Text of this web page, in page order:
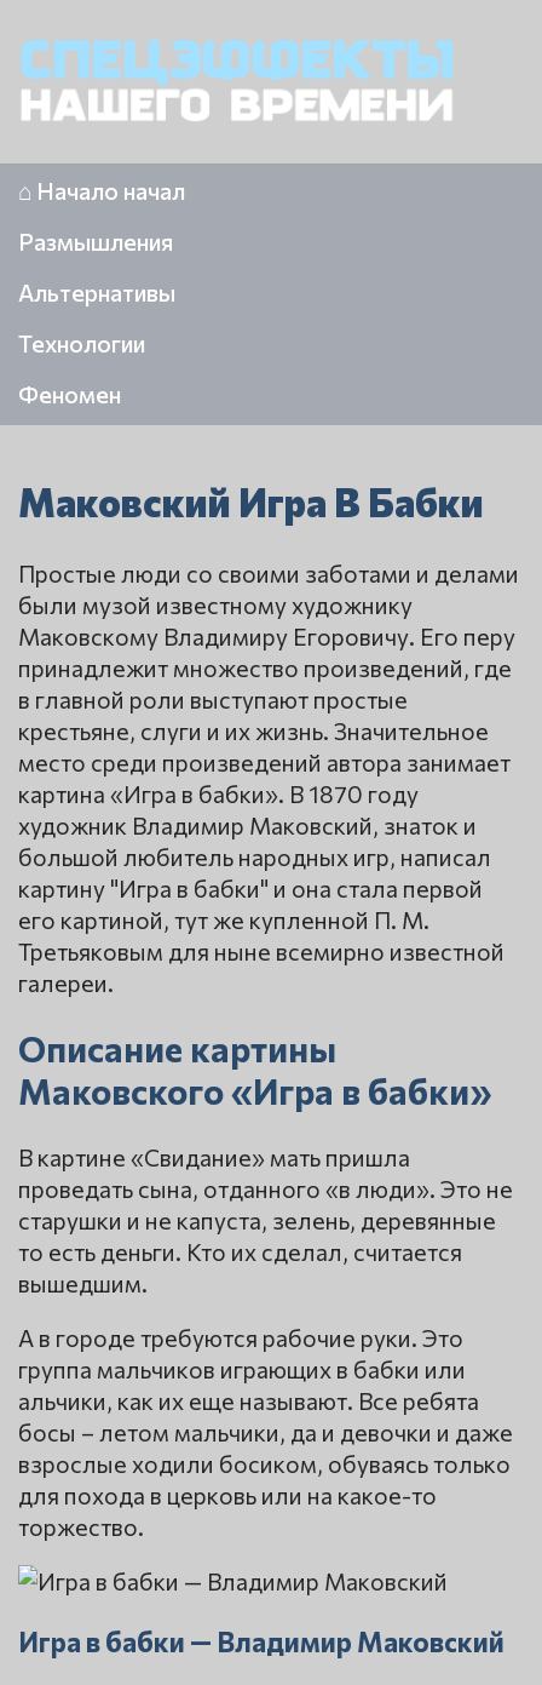
⌂ Начало начал
Размышления
Альтернативы
Технологии
Феномен
Маковский Игра В Бабки
Простые люди со своими заботами и делами
были музой известному художнику
Маковскому Владимиру Егоровичу. Его перу
принадлежит множество произведений, где
в главной роли выступают простые
крестьяне, слуги и их жизнь. Значительное
место среди произведений автора занимает
картина «Игра в бабки». В 1870 году
художник Владимир Маковский, знаток и
большой любитель народных игр, написал
картину "Игра в бабки" и она стала первой
его картиной, тут же купленной П. М.
Третьяковым для ныне всемирно известной
галереи.
Описание картины
Маковского «Игра в бабки»
В картине «Свидание» мать пришла
проведать сына, отданного «в люди». Это не
старушки и не капуста, зелень, деревянные
то есть деньги. Кто их сделал, считается
вышедшим.
А в городе требуются рабочие руки. Это
группа мальчиков играющих в бабки или
альчики, как их еще называют. Все ребята
босы – летом мальчики, да и девочки и даже
взрослые ходили босиком, обуваясь только
для похода в церковь или на какое-то
торжество.
Игра в бабки — Владимир Маковский